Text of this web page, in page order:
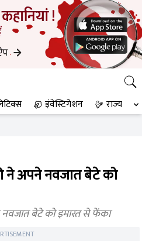
इंवेस्टिगेशन राज्य
ने अपने नवजात बेटे को
बेटे को इमारत से फेंका